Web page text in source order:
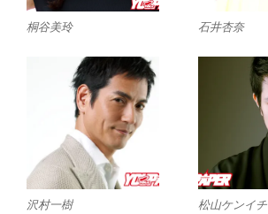
桐谷美玲 石井杏奈
沢村一樹 松山ケンイチ